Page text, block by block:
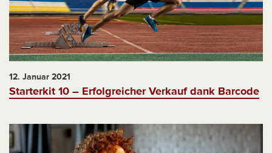
12. Januar 2021
Starterkit 10 – Erfolgreicher Verkauf dank Barcode